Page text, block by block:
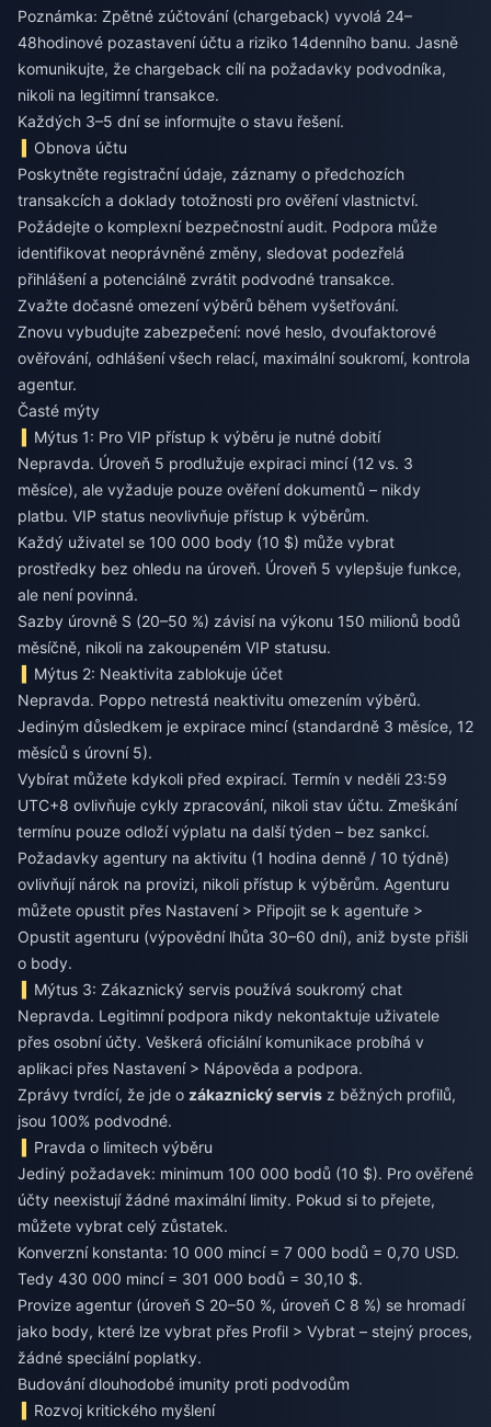
Poznámka: Zpětné zúčtování (chargeback) vyvolá 24–
48hodinové pozastavení účtu a riziko 14denního banu. Jasně
komunikujte, že chargeback cílí na požadavky podvodníka,
nikoli na legitimní transakce.
Každých 3–5 dní se informujte o stavu řešení.
Obnova účtu
Poskytněte registrační údaje, záznamy o předchozích
transakcích a doklady totožnosti pro ověření vlastnictví.
Požádejte o komplexní bezpečnostní audit. Podpora může
identifikovat neoprávněné změny, sledovat podezřelá
přihlášení a potenciálně zvrátit podvodné transakce.
Zvažte dočasné omezení výběrů během vyšetřování.
Znovu vybudujte zabezpečení: nové heslo, dvoufaktorové
ověřování, odhlášení všech relací, maximální soukromí, kontrola
agentur.
Časté mýty
Mýtus 1: Pro VIP přístup k výběru je nutné dobití
Nepravda. Úroveň 5 prodlužuje expiraci mincí (12 vs. 3
měsíce), ale vyžaduje pouze ověření dokumentů – nikdy
platbu. VIP status neovlivňuje přístup k výběrům.
Každý uživatel se 100 000 body (10 $) může vybrat
prostředky bez ohledu na úroveň. Úroveň 5 vylepšuje funkce,
ale není povinná.
Sazby úrovně S (20–50 %) závisí na výkonu 150 milionů bodů
měsíčně, nikoli na zakoupeném VIP statusu.
Mýtus 2: Neaktivita zablokuje účet
Nepravda. Poppo netrestá neaktivitu omezením výběrů.
Jediným důsledkem je expirace mincí (standardně 3 měsíce, 12
měsíců s úrovní 5).
Vybírat můžete kdykoli před expirací. Termín v neděli 23:59
UTC+8 ovlivňuje cykly zpracování, nikoli stav účtu. Zmeškání
termínu pouze odloží výplatu na další týden – bez sankcí.
Požadavky agentury na aktivitu (1 hodina denně / 10 týdně)
ovlivňují nárok na provizi, nikoli přístup k výběrům. Agenturu
můžete opustit přes Nastavení > Připojit se k agentuře >
Opustit agenturu (výpovědní lhůta 30–60 dní), aniž byste přišli
o body.
Mýtus 3: Zákaznický servis používá soukromý chat
Nepravda. Legitimní podpora nikdy nekontaktuje uživatele
přes osobní účty. Veškerá oficiální komunikace probíhá v
aplikaci přes Nastavení > Nápověda a podpora.
Zprávy tvrdící, že jde o zákaznický servis z běžných profilů,
jsou 100% podvodné.
Pravda o limitech výběru
Jediný požadavek: minimum 100 000 bodů (10 $). Pro ověřené
účty neexistují žádné maximální limity. Pokud si to přejete,
můžete vybrat celý zůstatek.
Konverzní konstanta: 10 000 mincí = 7 000 bodů = 0,70 USD.
Tedy 430 000 mincí = 301 000 bodů = 30,10 $.
Provize agentur (úroveň S 20–50 %, úroveň C 8 %) se hromadí
jako body, které lze vybrat přes Profil > Vybrat – stejný proces,
žádné speciální poplatky.
Budování dlouhodobé imunity proti podvodům
Rozvoj kritického myšlení